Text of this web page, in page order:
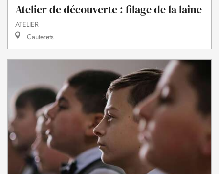
Atelier de découverte : filage de la laine
ATELIER
Cauterets